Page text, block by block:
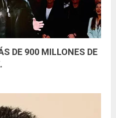
DE 900 MILLONES DE